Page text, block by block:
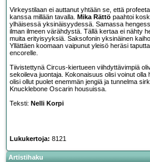
Virkeystilaan ei auttanut yhtään se, että
kanssa millään tavalla. Mika Rättö paahtoi
ylhäisessä yksinäisyydessä. Samassa
ilman ilmeen värähdystä. Tällä kertaa ei nähty
muita erityisyyksiä. Saksofonin yksinäinen
Yllättäen koomaan vaipunut yleisö heräsi
encorelle.
Tiivistettynä Circus-kiertueen viihdyttävimpiä
sekoileva juontaja. Kokonaisuus olisi voinut olla
olisi ollut puolet enemmän jengiä ja tunnelma
Knucklebone Oscarin housuissa.
Teksti: Nelli Korpi
Lukukertoja: 8121
Artistihaku